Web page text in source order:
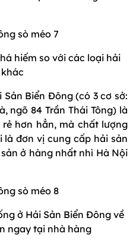
hiếm so với các loại hải
Sản Biển Đông (có 3 cơ sở:
ngõ 84 Trần Thái Tông) là
hơn hẳn, mà chất lượng
đơn vị cung cấp hải sản
ở hàng nhất nhì Hà Nội
ở Hải Sản Biển Đông về
ngay tại nhà hàng